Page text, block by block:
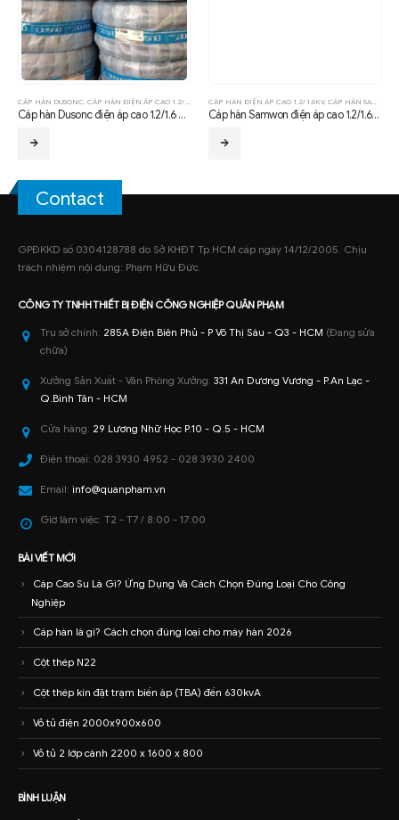
CÁP HÀN DUSONC CÁP HÀN ĐIỆN ÁP CAO 1.2/ 1.6KV
Cáp hàn Dusonc điện áp cao 1.2/1.6 kV 16mm
CÁP HÀN ĐIỆN ÁP CAO 1.2/ 1.6KV, CÁP HÀN SAMWON
Cáp hàn Samwon điện áp cao 1.2/1.6 kV 70mm
Contact
GPĐKKD số 0304128788 do Sở KHĐT Tp.HCM cấp ngày 14/12/2005. Chịu
trách nhiệm nội dung: Phạm Hữu Đức.
CÔNG TY TNHHTHIẾT BỊ ĐIỆN CÔNG NGHIỆPQUÂN PHẠM
Trụ sở chính: 285A Điện Biên Phủ - P Võ Thị Sáu - Q3 - HCM (Đang sửa
chữa)
Xưởng Sản Xuất - Văn Phòng Xưởng: 331 An Dương Vương - P.An Lạc -
Q.Bình Tân - HCM
Cửa hàng: 29 Lương Nhữ Học P.10 - Q.5 - HCM
Điện thoại: 028 3930 4952 - 028 3930 2400
Email: info@quanpham.vn
Giờ làm việc: T2 - T7 / 8:00 - 17:00
BÀI VIẾT MỚI
Cáp Cao Su Là Gì? Ứng Dụng Và Cách Chọn Đúng Loại Cho Công
Nghiệp
Cáp hàn là gì? Cách chọn đúng loại cho máy hàn 2026
Cột thép N22
Cột thép kín đặt trạm biến áp (TBA) đến 630kvA
Vỏ tủ điện 2000x900x600
Vỏ tủ 2 lớp cánh 2200 x 1600 x 800
BÌNH LUẬN